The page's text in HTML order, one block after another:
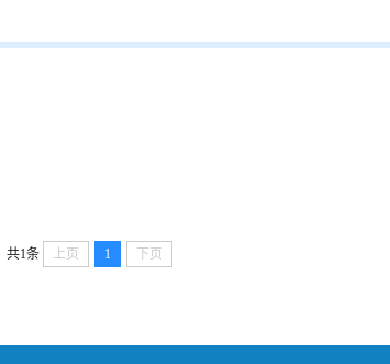
共1条 上页 1 下页